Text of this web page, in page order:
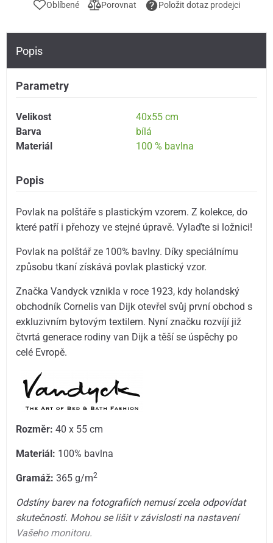
Oblíbené Porovnat Položit dotaz prodejci
Popis
Parametry
Velikost
40x55 cm
Barva
bílá
Materiál
100 % bavlna
Popis
Povlak na polštáře s plastickým vzorem. Z kolekce, do
které patří i přehozy ve stejné úpravě. Vylaďte si ložnici!
Povlak na polštář ze 100% bavlny. Díky speciálnímu
způsobu tkaní získává povlak plastický vzor.
Značka Vandyck vznikla v roce 1923, kdy holandský
obchodník Cornelis van Dijk otevřel svůj první obchod s
exkluzivním bytovým textilem. Nyní značku rozvíjí již
čtvrtá generace rodiny van Dijk a těší se úspěchy po
celé Evropě.
Rozměr: 40 x 55 cm
Materiál: 100% bavlna
Gramáž: 365 g/m2
Odstíny barev na fotografiích nemusí zcela odpovídat
skutečnosti. Mohou se lišit v závislosti na nastavení
Vašeho monitoru.